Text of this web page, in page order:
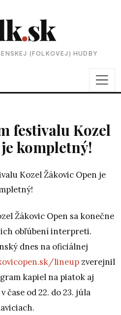
.sk
(FOLKOVEJ) HUDBY
festivalu Kozel
kompletný!
Žákovic Open sa konečne
ich obľúbení interpreti.
dnes na oficiálnej
lineup zverejnil
kapiel na piatok aj
čase od 22. do 23. júla